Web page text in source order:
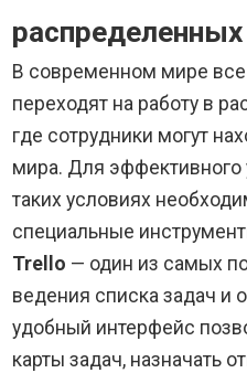
В современном мире
переходят на работу в
где сотрудники могут
мира. Для эффективного
таких условиях
специальные
Trello — один из самых
ведения списка задач и
удобный интерфейс
карты задач, назначать